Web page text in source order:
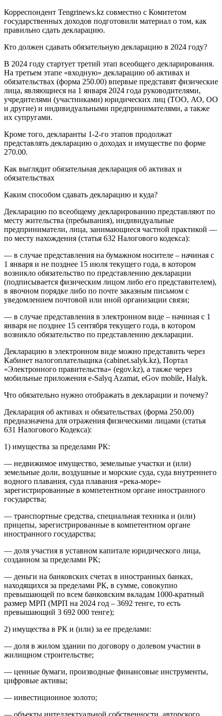
Корреспондент Tengrinews.kz совместно с Комитетом
государственных доходов подготовили материал о том, как
правильно сдать декларацию.
Кто должен сдавать обязательную декларацию в 2024 году?
В 2024 году стартует третий этап всеобщего декларирования.
На третьем этапе «входную» декларацию об активах и
обязательствах (форма 250.00) впервые представят физические
лица, являющиеся на 1 января 2024 года руководителями,
учредителями (участниками) юридических лиц (ТОО, АО, ОО
и другие) и индивидуальными предпринимателями, а также
их супругами.
Кроме того, декларанты 1-2-го этапов продолжат
представлять декларацию о доходах и имуществе по форме
270.00.
Как выглядит обязательная декларация об активах и
обязательствах
Каким способом сдавать декларацию и куда?
Декларацию по всеобщему декларированию представляют по
месту жительства (пребывания), индивидуальные
предприниматели, лица, занимающиеся частной практикой —
по месту нахождения (статья 632 Налогового кодекса):
— в случае представления на бумажном носителе – начиная c
1 января и не позднее 15 июля текущего года, в котором
возникло обязательство по представлению декларации
(подписывается физическим лицом либо его представителем),
в явочном порядке либо по почте заказным письмом с
уведомлением почтовой или иной организации связи;
— в случае представления в электронном виде – начиная c 1
января не позднее 15 сентября текущего года, в котором
возникло обязательство по представлению декларации.
Декларацию в электронном виде можно представить через
Кабинет налогоплательщика (cabinet.salyk.kz), Портал
«Электронного правительства» (egov.kz), а также через
мобильные приложения e-Salyq Azamat, eGov mobile, Halyk.
Что обязательно нужно отображать в декларации и почему?
Декларация об активах и обязательствах (форма 250.00)
предназначена для отражения физическими лицами (статья
631 Налогового Кодекса):
1) имущества за пределами РК:
— недвижимое имущество, земельные участки и (или)
земельные доли, воздушные и морские суда, суда внутреннего
водного плавания, суда плавания «река-море»
зарегистрированные в компетентном органе иностранного
государства;
— транспортные средства, специальная техника и (или)
прицепы, зарегистрированные в компетентном органе
иностранного государства;
— доля участия в уставном капитале юридического лица,
созданном за пределами РК;
— деньги на банковских счетах в иностранных банках,
находящихся за пределами РК, в сумме, совокупно
превышающей по всем банковским вкладам 1000-кратный
размер МРП (МРП на 2024 год – 3692 тенге, то есть
превышающий 3 692 000 тенге);
2) имущества в РК и (или) за ее пределами:
— доля в жилом здании по договору о долевом участии в
жилищном строительстве;
— ценные бумаги, производные финансовые инструменты,
цифровые активы;
— инвестиционное золото;
— объекты интеллектуальной собственности, авторского